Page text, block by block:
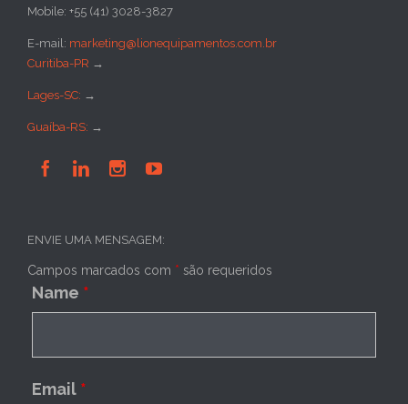
Mobile: +55 (41) 3028-3827
E-mail: marketing@lionequipamentos.com.br
Curitiba-PR →
Lages-SC: →
Guaíba-RS: →
   
ENVIE UMA MENSAGEM:
Campos marcados com * são requeridos
Name *
Email *